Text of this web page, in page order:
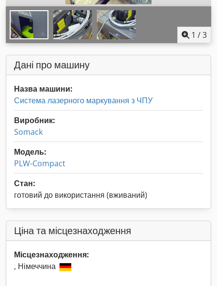
1 /3
Дані про машину
Назва машини:
Система лазерного маркування з ЧПУ
Виробник:
Somack
Модель:
PLW-Compact
Стан:
готовий до використання (вживаний)
Ціна та місцезнаходження
Місцезнаходження:
, Німеччина